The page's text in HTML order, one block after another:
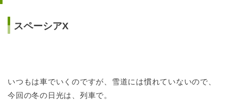
スペーシアX
いつもは車でいくのですが、雪道には慣れていないので、
今回の冬の日光は、列車で。